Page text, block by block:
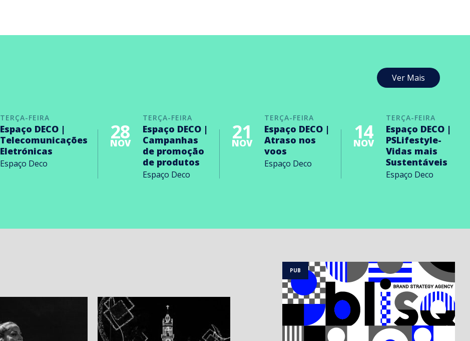
Ver Mais
TERÇA-FEIRA
Espaço DECO |
Telecomunicações
Eletrónicas
Espaço Deco
TERÇA-FEIRA
28
NOV
Espaço DECO |
Campanhas
de promoção
de produtos
Espaço Deco
TERÇA-FEIRA
21
NOV
Espaço DECO |
Atraso nos
voos
Espaço Deco
TERÇA-FEIRA
14
NOV
Espaço DECO |
PSLifestyle-
Vidas mais
Sustentáveis
Espaço Deco